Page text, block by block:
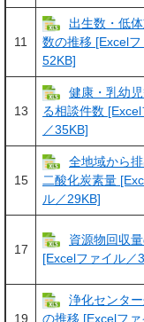
11
出生数・低
数の推移 [Excelフ
52KB]
13
健康・乳幼
る相談件数
／35KB]
15
全地域から
二酸化炭素量
ル／29KB]
17
資源物回収
[Excelファイル／
19
浄化センタ
の推移 [Excelファ